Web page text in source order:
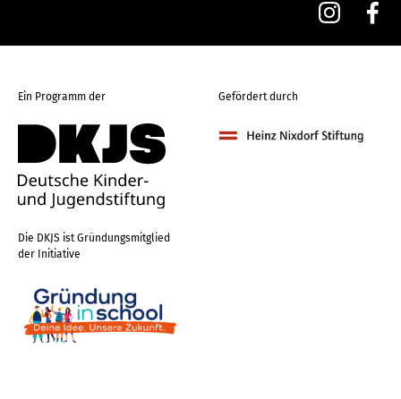
Ein Programm der Gefördert durch
Die DKJS ist Gründungsmitglied
der Initiative